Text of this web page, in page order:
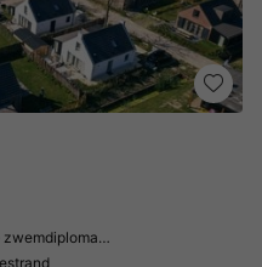
zwemdiploma…